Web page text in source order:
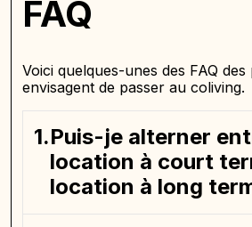
FAQ
Voici quelques-unes des FAQ
envisagent de passer au coliving.
Puis-je alterner
location à court
location à long